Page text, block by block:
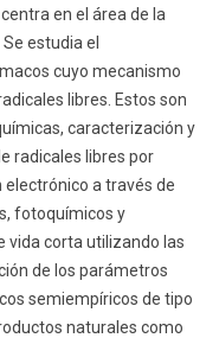
en el área de la
estudia el
cuyo mecanismo
libres. Estos son
caracterización y
radicales libres por
a través de
fotoquímicos y
vida corta utilizando las
de los parámetros
semiempíricos de tipo
naturales como